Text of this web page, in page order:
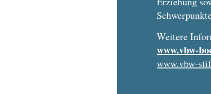
Weitere
www.vbw-
www.vbw-